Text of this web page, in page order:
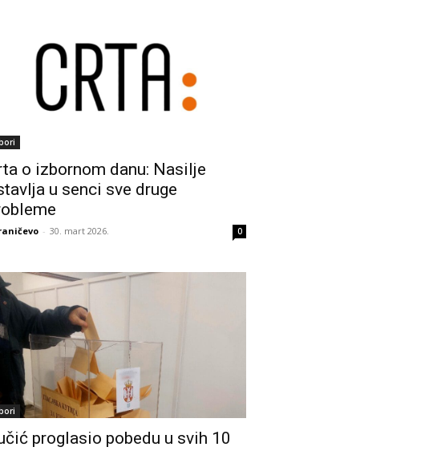
o izbornom danu: Nasilje
u senci sve druge
- 30. mart 2026. 0
proglasio pobedu u svih 10